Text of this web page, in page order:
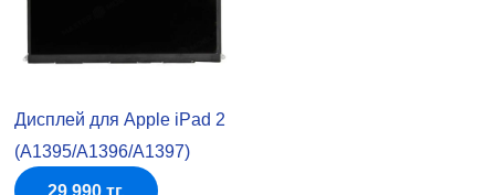
Дисплей для Apple iPad 2
(A1395/A1396/A1397)